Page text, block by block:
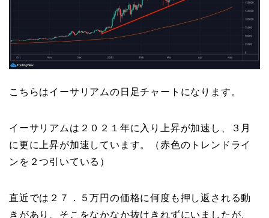
こちらはイーサリアムの日足チャートになります。
イーサリアムは２０２１年に入り上昇が加速し、３月
に更に上昇が加速しています。（赤色のトレンドライ
ンを２つ引いている）
直近では２７．５万円の価格に何度も押し返される動
きがあり、そこをなかなか抜けきれずにいましたが、